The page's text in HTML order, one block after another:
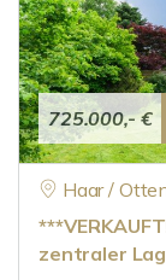
725.000,- €
Haar /
zentraler